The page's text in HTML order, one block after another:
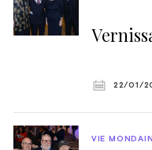
22/01/
VIE